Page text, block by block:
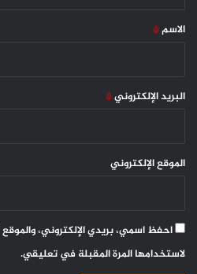
*
الاسم*
البريد الإلكتروني*
الموقع الإلكتروني
احفظ اسمي، بريدي الإلكتروني،
لاستخدامها المرة المقبلة في تعليقي.